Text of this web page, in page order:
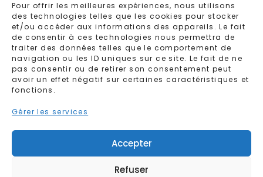
Pour offrir les meilleures expériences, nous utilisons
des technologies telles que les cookies pour stocker
et/ou accéder aux informations des appareils. Le fait
de consentir à ces technologies nous permettra de
traiter des données telles que le comportement de
navigation ou les ID uniques sur ce site. Le fait de ne
pas consentir ou de retirer son consentement peut
avoir un effet négatif sur certaines caractéristiques et
fonctions.
Gérer les services
Accepter
Refuser
Politique de cookies